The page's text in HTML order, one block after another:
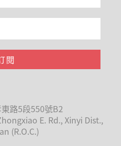
路5段550號B2
E. Rd., Xinyi Dist.,
(R.O.C.)